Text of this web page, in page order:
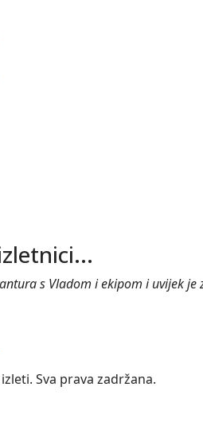
s Vladom i ekipom i uvijek je
Sva prava zadržana.